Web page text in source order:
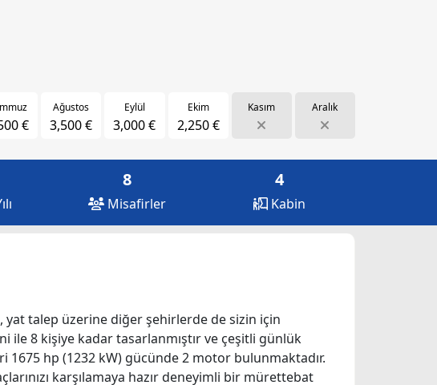
€
Ağustos
3,500 €
Eylül
3,000 €
Ekim
2,250 €
Kasım Aralık
8
Misafirler
4
Kabin
yat talep üzerine diğer şehirlerde de sizin için
ile 8 kişiye kadar tasarlanmıştır ve çeşitli günlük
hp (1232 kW) gücünde 2 motor bulunmaktadır.
karşılamaya hazır deneyimli bir mürettebat